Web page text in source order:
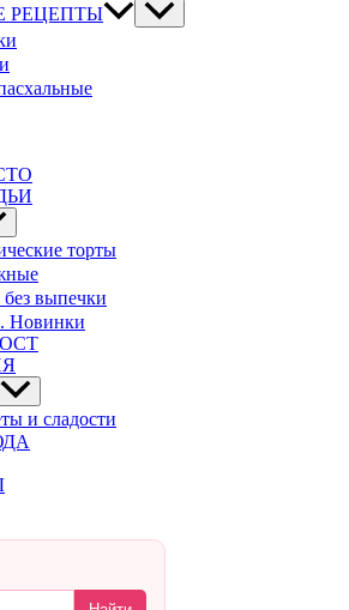
РЕЦЕПТЫ
торты
выпечки
Новинки
и сладости